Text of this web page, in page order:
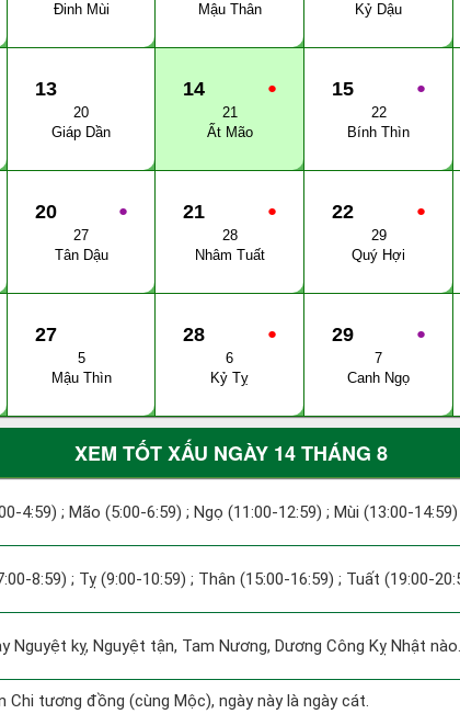
Đinh Mùi
Mậu Thân
Kỷ Dậu
13
20
Giáp Dần
●
14
21
Ất Mão
●
15
22
Bính Thìn
●
20
27
Tân Dậu
●
21
28
Nhâm Tuất
●
22
29
Quý Hợi
27
5
Mậu Thìn
●
28
6
Kỷ Tỵ
●
29
7
Canh Ngọ
XEM TỐT XẤU NGÀY 14 THÁNG 8
4:59) ; Mão (5:00-6:59) ; Ngọ (11:00-12:59) ; Mùi (13:00-
8:59) ; Tỵ (9:00-10:59) ; Thân (15:00-16:59) ; Tuất (19:00-
Nguyệt kỵ, Nguyệt tận, Tam Nương, Dương Công Kỵ Nhật nào.
Chi tương đồng (cùng Mộc), ngày này là ngày cát.